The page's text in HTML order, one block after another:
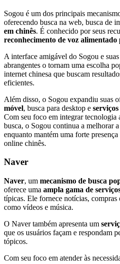
Sogou é um dos principais
oferecendo busca na web, busca de
em chinês. É conhecido por seus
reconhecimento de voz
A interface amigável do Sogou e
abrangentes o tornam uma escolha
internet chinesa que buscam
eficientes.
Além disso, o Sogou expandiu suas
móvel, busca para desktop e
Com seu foco em integrar tecnologia
busca, o Sogou continua a melhorar
enquanto mantém uma forte
online chinês.
Naver
Naver, um mecanismo de busca
oferece uma ampla gama de
típicas. Ele fornece notícias,
como vídeos e música.
O Naver também apresenta um
que os usuários façam e respondam
tópicos.
Com seu foco em atender às